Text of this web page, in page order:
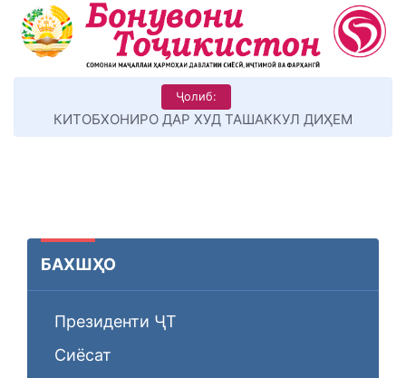
Ҷолиб:
КИТОБХОНИРО ДАР ХУД ТАШАККУЛ ДИҲЕМ
БАХШҲО
Президенти ҶТ
Сиёсат